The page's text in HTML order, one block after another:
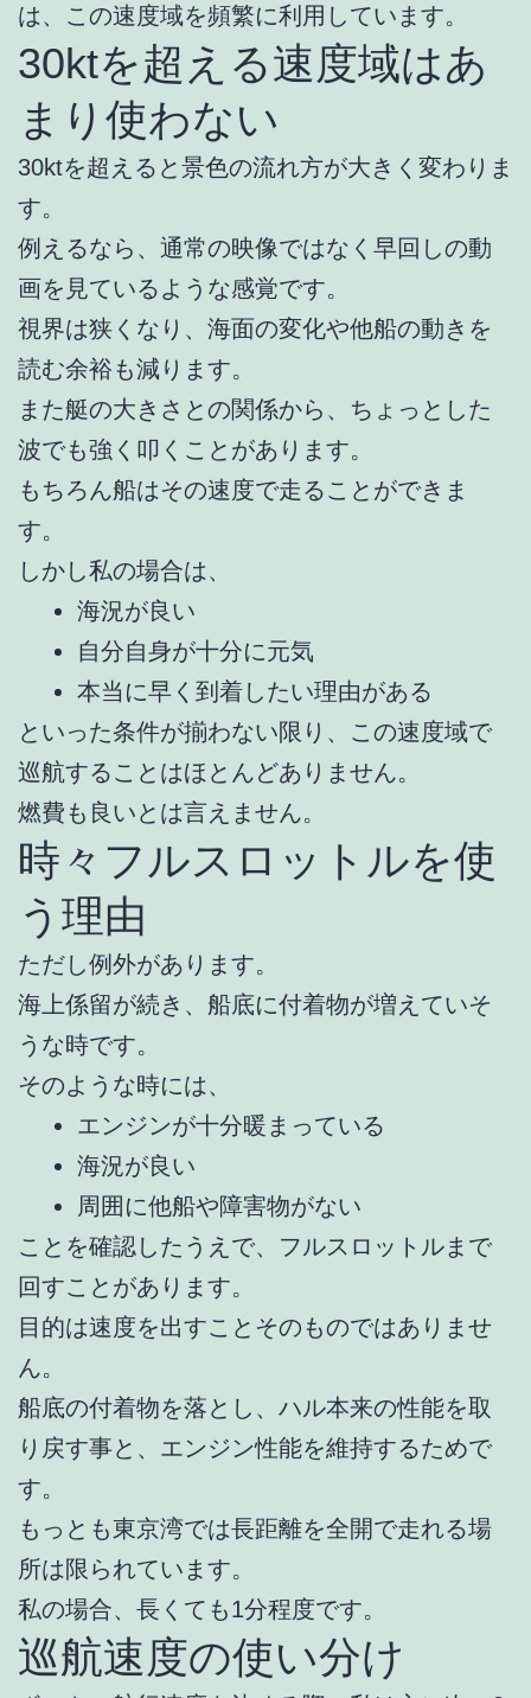
は、この速度域を頻繁に利用しています。
30ktを超える速度域はあ
まり使わない
30ktを超えると景色の流れ方が大きく変わりま
す。
例えるなら、通常の映像ではなく早回しの動
画を見ているような感覚です。
視界は狭くなり、海面の変化や他船の動きを
読む余裕も減ります。
また艇の大きさとの関係から、ちょっとした
波でも強く叩くことがあります。
もちろん船はその速度で走ることができま
す。
しかし私の場合は、
海況が良い
自分自身が十分に元気
本当に早く到着したい理由がある
といった条件が揃わない限り、この速度域で
巡航することはほとんどありません。
燃費も良いとは言えません。
時々フルスロットルを使
う理由
ただし例外があります。
海上係留が続き、船底に付着物が増えていそ
うな時です。
そのような時には、
エンジンが十分暖まっている
海況が良い
周囲に他船や障害物がない
ことを確認したうえで、フルスロットルまで
回すことがあります。
目的は速度を出すことそのものではありませ
ん。
船底の付着物を落とし、ハル本来の性能を取
り戻す事と、エンジン性能を維持するためで
す。
もっとも東京湾では長距離を全開で走れる場
所は限られています。
私の場合、長くても1分程度です。
巡航速度の使い分け